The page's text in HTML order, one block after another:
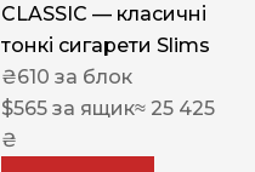
CLASSIC — класичні
тонкі сигарети Slims
₴610 за блок
$565 за ящик≈ 25 425
₴